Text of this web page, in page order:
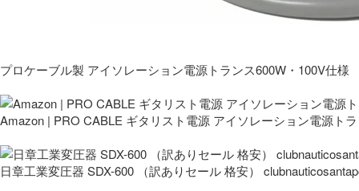
プロケーブル製 アイソレーション電源トランス600W・100V仕様
Amazon | PRO CABLE ギタリスト電源 アイソレーション電源ト
日章工業変圧器 SDX-600 （訳ありセール 格安）